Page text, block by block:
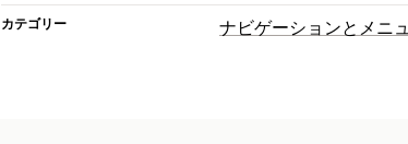
カテゴリー ナビゲーションとメニ